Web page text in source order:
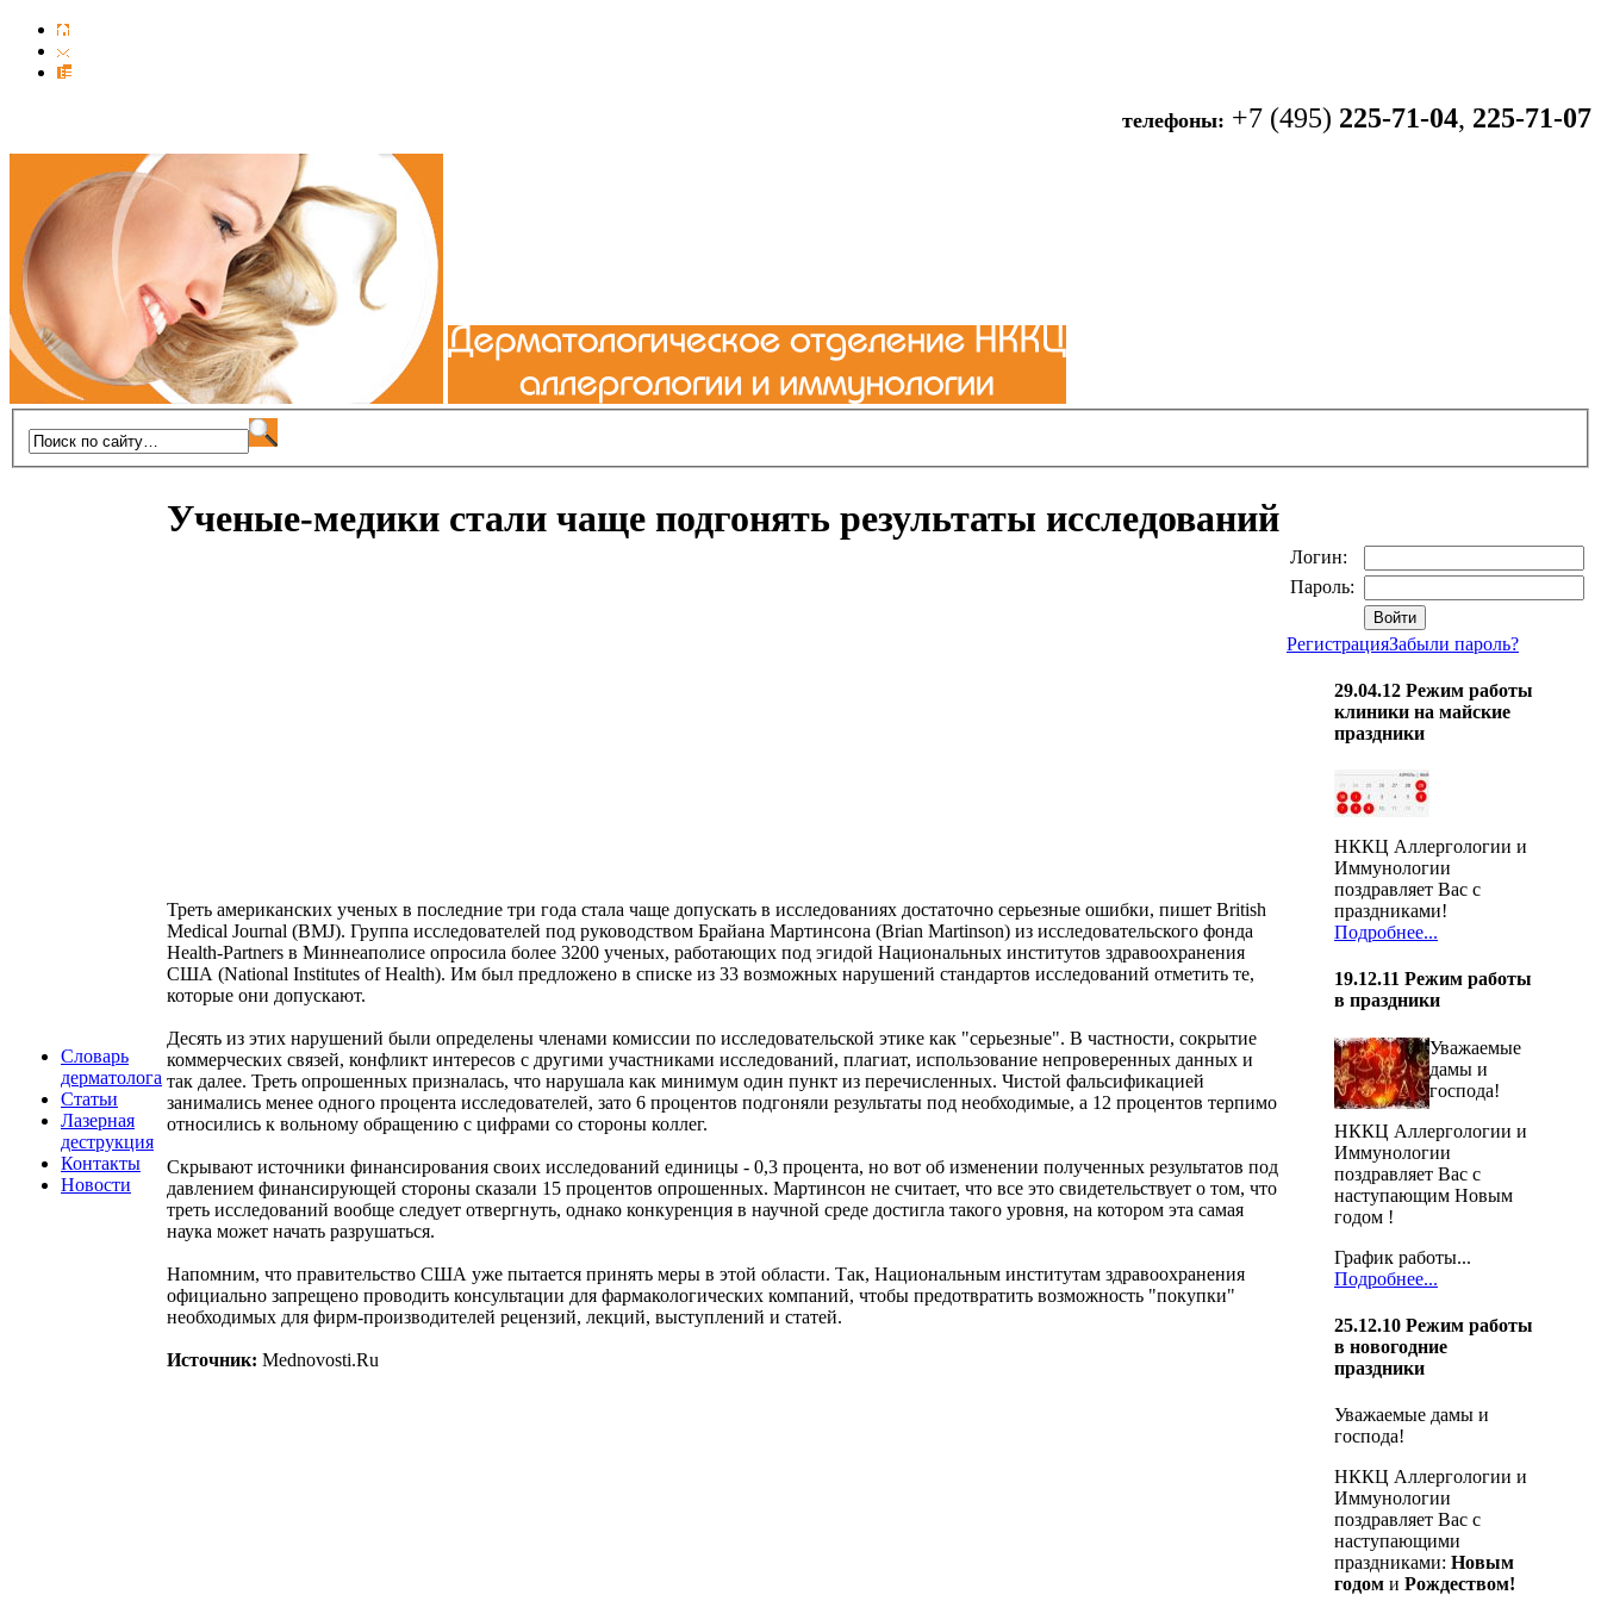
телефоны: +7 (495) 225-71-04, 225-71-07
Словарь
дерматолога
Статьи
Лазерная
деструкция
Контакты
Новости
Ученые-медики стали чаще подгонять результаты исследований
Треть американских ученых в последние три года стала чаще допускать в исследованиях достаточно серьезные ошибки, пишет British
Medical Journal (BMJ). Группа исследователей под руководством Брайана Мартинсона (Brian Martinson) из исследовательского фонда
Health-Partners в Миннеаполисе опросила более 3200 ученых, работающих под эгидой Национальных институтов здравоохранения
США (National Institutes of Health). Им был предложено в списке из 33 возможных нарушений стандартов исследований отметить те,
которые они допускают.
Десять из этих нарушений были определены членами комиссии по исследовательской этике как "серьезные". В частности, сокрытие
коммерческих связей, конфликт интересов с другими участниками исследований, плагиат, использование непроверенных данных и
так далее. Треть опрошенных призналась, что нарушала как минимум один пункт из перечисленных. Чистой фальсификацией
занимались менее одного процента исследователей, зато 6 процентов подгоняли результаты под необходимые, а 12 процентов терпимо
относились к вольному обращению с цифрами со стороны коллег.
Скрывают источники финансирования своих исследований единицы - 0,3 процента, но вот об изменении полученных результатов под
давлением финансирующей стороны сказали 15 процентов опрошенных. Мартинсон не считает, что все это свидетельствует о том, что
треть исследований вообще следует отвергнуть, однако конкуренция в научной среде достигла такого уровня, на котором эта самая
наука может начать разрушаться.
Напомним, что правительство США уже пытается принять меры в этой области. Так, Национальным институтам здравоохранения
официально запрещено проводить консультации для фармакологических компаний, чтобы предотвратить возможность "покупки"
необходимых для фирм-производителей рецензий, лекций, выступлений и статей.
Источник: Mednovosti.Ru
Логин:
Пароль:
РегистрацияЗабыли пароль?
29.04.12 Режим работы
клиники на майские
праздники
НККЦ Аллергологии и
Иммунологии
поздравляет Вас с
праздниками!
Подробнее...
19.12.11 Режим работы
в праздники
Уважаемые
дамы и
господа!
НККЦ Аллергологии и
Иммунологии
поздравляет Вас с
наступающим Новым
годом !
График работы...
Подробнее...
25.12.10 Режим работы
в новогодние
праздники
Уважаемые дамы и
господа!
НККЦ Аллергологии и
Иммунологии
поздравляет Вас с
наступающими
праздниками: Новым
годом и Рождеством!